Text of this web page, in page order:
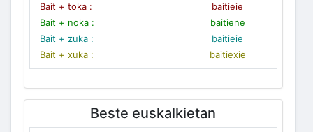
Bait + toka :
baitieie
Bait + noka :
baitiene
Bait + zuka :
baitieie
Bait + xuka :
baitiexie
Beste euskalkietan